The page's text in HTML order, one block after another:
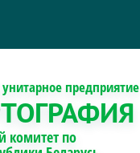
предприятие
комитет по